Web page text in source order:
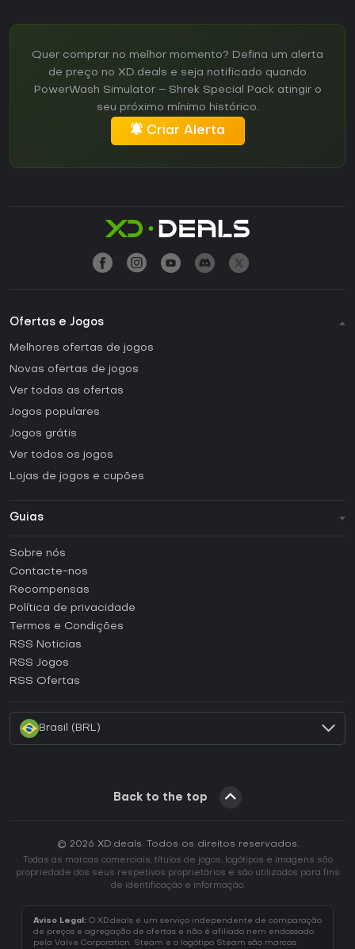
Quer comprar no melhor momento? Defina um alerta
de preço no XD.deals e seja notificado quando
PowerWash Simulator – Shrek Special Pack atingir o
seu próximo mínimo histórico.
Criar Alerta
Ofertas e Jogos
Melhores ofertas de jogos
Novas ofertas de jogos
Ver todas as ofertas
Jogos populares
Jogos grátis
Ver todos os jogos
Lojas de jogos e cupões
Guias
Como ativar uma CD Key Steam?
Como ativar uma CD Key Epic Games?
Como ativar uma CD Key GOG?
Como ativar uma CD Key Ubisoft Connect?
Sobre nós
Contacte-nos
Recompensas
Política de privacidade
Termos e Condições
RSS Noticias
RSS Jogos
RSS Ofertas
Brasil (BRL)
Back to the top
© 2026 XD.deals. Todos os direitos reservados.
Todas as marcas comerciais, títulos de jogos, logótipos e imagens são
propriedade dos seus respetivos proprietários e são utilizados para fins
de identificação e informação.
Aviso Legal: O XD.deals é um serviço independente de comparação
de preços e agregação de ofertas e não é afiliado nem endossado
pela Valve Corporation. Steam e o logótipo Steam são marcas